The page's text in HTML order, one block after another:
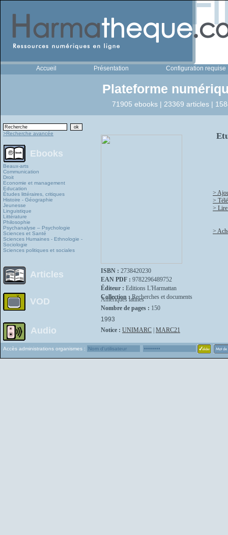
Accueil Présentation Configuration requise
Plateforme
71905 ebooks | 23369 articles |
>Recherche avancée
Ebooks
Beaux-arts
Communication
Droit
Economie et management
Education
Études littéraires, critiques
Histoire - Géographie
Jeunesse
Linguistique
Littérature
Philosophie
Psychanalyse – Psychologie
Sciences et Santé
Sciences Humaines - Ethnologie -
Sociologie
Sciences politiques et sociales
Articles
VOD
Audio
ISBN : 2738420230
EAN PDF : 9782296489752
Éditeur : Editions L'Harmattan
Collection :Recherches et documents
Amériques latines
Nombre de pages : 150
1993
Notice : UNIMARC MARC21
>
>
> Lire
>
Accès administrations organismes :